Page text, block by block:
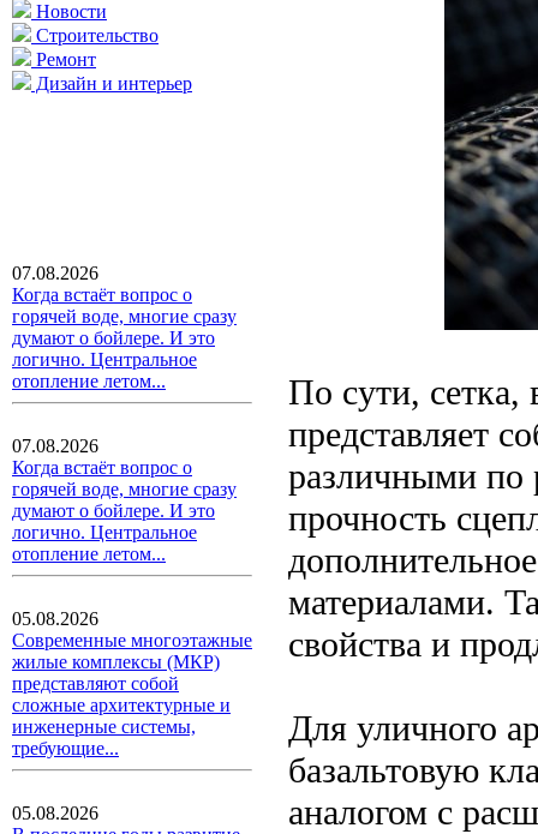
Новости
Строительство
Ремонт
Дизайн и интерьер
07.08.2026
Когда встаёт вопрос о
горячей воде, многие сразу
думают о бойлере. И это
логично. Центральное
отопление летом...
07.08.2026
Когда встаёт вопрос о
горячей воде, многие сразу
думают о бойлере. И это
логично. Центральное
отопление летом...
05.08.2026
Современные многоэтажные
жилые комплексы (МКР)
представляют собой
сложные архитектурные и
инженерные системы,
требующие...
05.08.2026
По сути, сетка,
представляет
различными по
прочность
материалами.
свойства и
Для уличного
базальтовую
аналогом с